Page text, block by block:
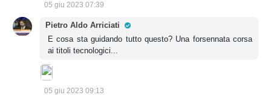
05 giu 2023 07:39
Pietro Aldo Arriciati
E cosa sta guidando tutto questo? Una forsennata corsa
ai titoli tecnologici...
05 giu 2023 09:13